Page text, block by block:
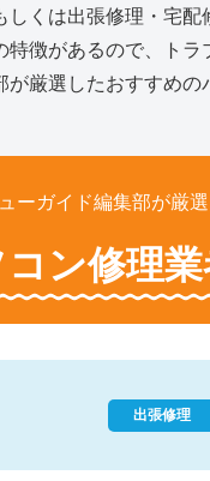
くは出張修理・宅
徴があるので、トラ
厳選したおすすめ
ーガイド編集部が厳選
ン修理
出張修理